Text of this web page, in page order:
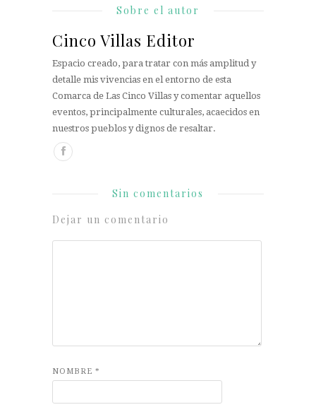
Sobre el autor
Cinco Villas Editor
Espacio creado, para tratar con más amplitud y
detalle mis vivencias en el entorno de esta
Comarca de Las Cinco Villas y comentar aquellos
eventos, principalmente culturales, acaecidos en
nuestros pueblos y dignos de resaltar.
Sin comentarios
Dejar un comentario
NOMBRE *